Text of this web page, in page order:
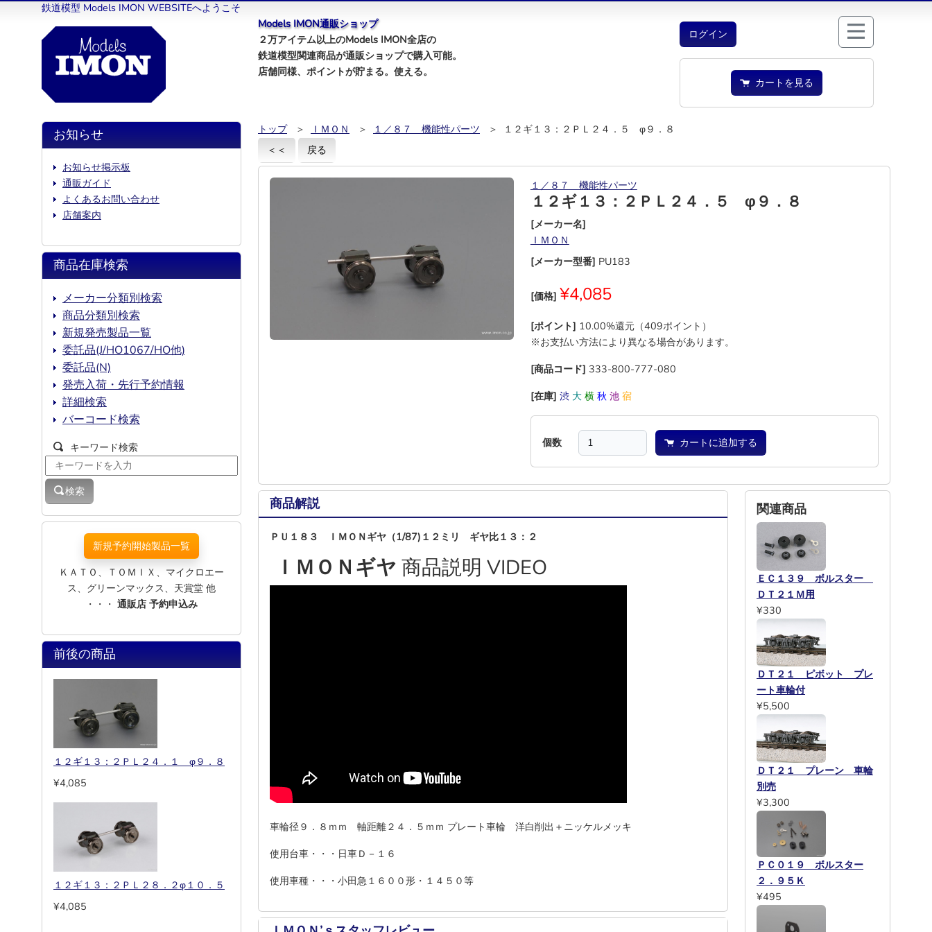
鉄道模型 Models IMON WEBSITEへようこそ
Models IMON通販ショップ
２万アイテム以上のModels IMON全店の
鉄道模型関連商品が通販ショップで購入可能。
店舗同様、ポイントが貯まる。使える。
ログイン
カートを見る
トップ ＞ ＩＭＯＮ ＞ １／８７ 機能性パーツ
＞ １２ギ１３：２ＰＬ２４．５ φ９．８
＜＜
戻る
１／８７ 機能性パーツ
１２ギ１３：２ＰＬ２４．５ φ９．８
[メーカー名]
ＩＭＯＮ
[メーカー型番] PU183
[価格] ¥4,085
[ポイント] 10.00%還元（409ポイント）
※お支払い方法により異なる場合があります。
[商品コード] 333-800-777-080
[在庫] 渋 大 横 秋 池 宿
個数 カートに追加する
商品解説
ＰＵ１８３ ＩＭＯＮギヤ（1/87)１２ミリ ギヤ比１３：２
ＩＭＯＮギヤ 商品説明 VIDEO
車輪径９．８ｍｍ 軸距離２４．５ｍｍ プレート車輪 洋白削出＋ニッケルメッキ
使用台車・・・日車Ｄ－１６
使用車種・・・小田急１６００形・１４５０等
関連商品
ＥＣ１３９ ボルスター
ＤＴ２１Ｍ用
¥330
ＤＴ２１ ピボット プレ
ート車輪付
¥5,500
ＤＴ２１ プレーン 車輪
別売
¥3,300
ＰＣ０１９ ボルスター
２．９５Ｋ
¥495
お知らせ
お知らせ掲示板
通販ガイド
よくあるお問い合わせ
店舗案内
商品在庫検索
メーカー分類別検索
商品分類別検索
新規発売製品一覧
委託品(J/HO1067/HO他)
委託品(N)
発売入荷・先行予約情報
詳細検索
バーコード検索
キーワード検索
検索
新規予約開始製品一覧
ＫＡＴＯ、ＴＯＭＩＸ、マイクロエー
ス、グリーンマックス、天賞堂 他
・・・ 通販店 予約申込み
前後の商品
１２ギ１３：２ＰＬ２４．１ φ９．８
¥4,085
１２ギ１３：２ＰＬ２８．２φ１０．５
¥4,085